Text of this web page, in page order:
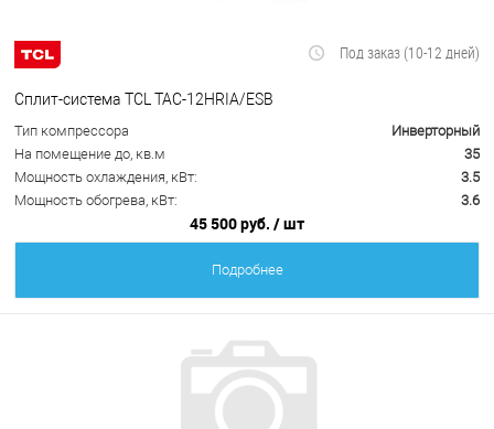
Под заказ (10-12 дней)
Сплит-система TCL TAC-12HRIA/ESB
Тип компрессора
Инверторный
На помещение до, кв.м
35
Мощность охлаждения, кВт:
3.5
Мощность обогрева, кВт:
3.6
45 500 руб. / шт
Подробнее